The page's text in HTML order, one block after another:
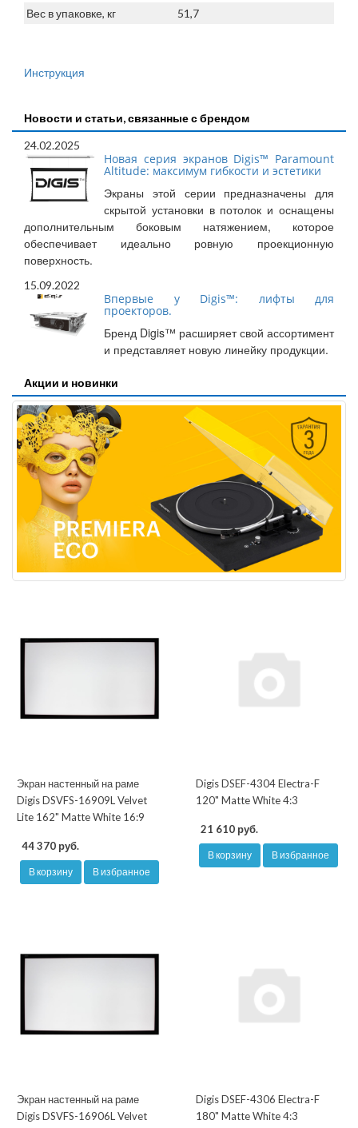
Вес в упаковке, кг
51,7
Инструкция
Новости и статьи, связанные с брендом
24.02.2025
Новая серия экранов Digis™ Paramount
Altitude: максимум гибкости и эстетики
Экраны этой серии предназначены для
скрытой установки в потолок и оснащены
дополнительным боковым натяжением, которое
обеспечивает идеально ровную проекционную
поверхность.
15.09.2022
Впервые у Digis™: лифты для
проекторов.
Бренд Digis™ расширяет свой ассортимент
и представляет новую линейку продукции.
Акции и новинки
Экран настенный на раме
Digis DSVFS-16909L Velvet
Lite 162" Matte White 16:9
44 370 руб.
В корзину В избранное
Digis DSEF-4304 Electra-F
120" Matte White 4:3
21 610 руб.
В корзину В избранное
Экран настенный на раме
Digis DSVFS-16906L Velvet
Digis DSEF-4306 Electra-F
180" Matte White 4:3